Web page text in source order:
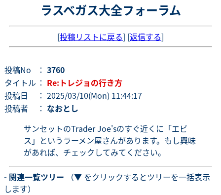
ラスベガス大全フォーラム
[投稿リストに戻る] [返信する]
投稿No ： 3760
タイトル ： Re:トレジョの行き方
投稿日
： 2025/03/10(Mon) 11:44:17
投稿者
： なおとし
サンセットのTrader Joe'sのすぐ近くに「エビ
ス」というラーメン屋さんがあります。もし興味
があれば、チェックしてみてください。
- 関連一覧ツリー （▼ をクリックするとツリーを一括表示
します）